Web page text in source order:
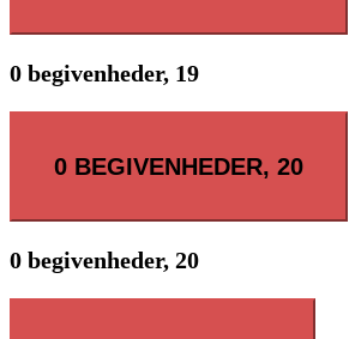
0 begivenheder, 19
0 BEGIVENHEDER, 20
0 begivenheder, 20